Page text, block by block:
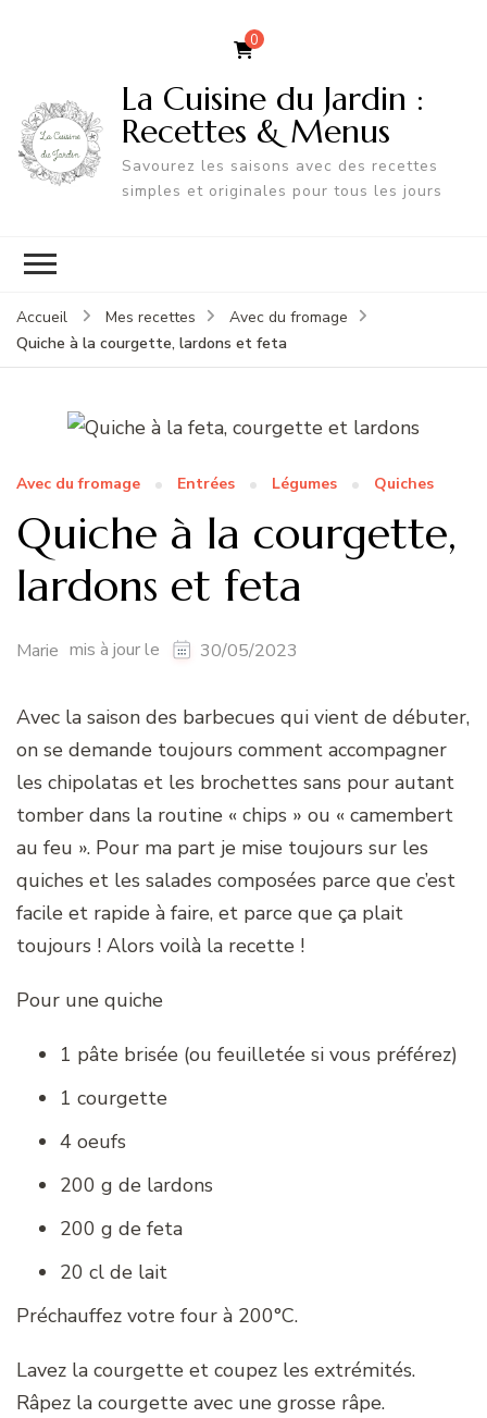
0
La Cuisine du Jardin :
Recettes & Menus
Savourez les saisons avec des recettes
simples et originales pour tous les jours
Accueil Mes recettes
Avec du fromage
Quiche à la courgette, lardons et feta
Avec du fromage Entrées Légumes Quiches
Quiche à la courgette,
lardons et feta
Marie mis à jour le 30/05/2023
Avec la saison des barbecues qui vient de débuter,
on se demande toujours comment accompagner
les chipolatas et les brochettes sans pour autant
tomber dans la routine « chips » ou « camembert
au feu ». Pour ma part je mise toujours sur les
quiches et les salades composées parce que c’est
facile et rapide à faire, et parce que ça plait
toujours ! Alors voilà la recette !
Pour une quiche
1 pâte brisée (ou feuilletée si vous préférez)
1 courgette
4 oeufs
200 g de lardons
200 g de feta
20 cl de lait
Préchauffez votre four à 200°C.
Lavez la courgette et coupez les extrémités.
Râpez la courgette avec une grosse râpe.